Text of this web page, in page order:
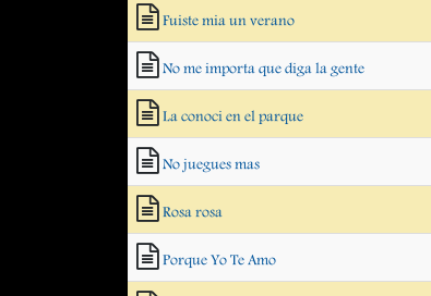
Fuiste mia un verano
No me importa que diga la gente
La conoci en el parque
No juegues mas
Rosa rosa
Porque Yo Te Amo